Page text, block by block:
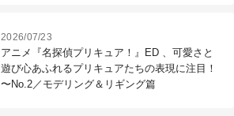
2026/07/23
アニメ『名探偵プリキュア！』ED 、可愛さと
遊び心あふれるプリキュアたちの表現に注目！
〜No.2／モデリング＆リギング篇